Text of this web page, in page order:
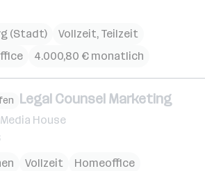
(Stadt)
Vollzeit, Teilzeit
4.000,80 € monatlich
Legal Counsel Marketing
House
Vollzeit
Homeoffice